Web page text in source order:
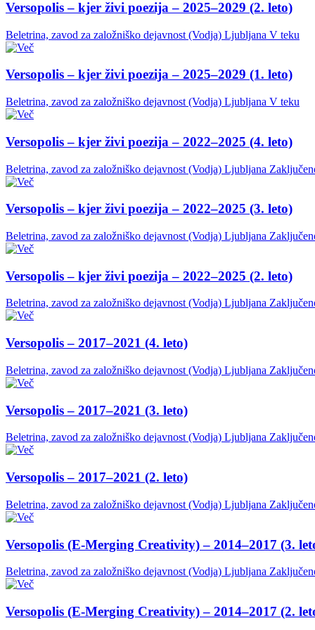
Versopolis – kjer živi poezija – 2025–2029 (2. leto)
Beletrina, zavod za založniško dejavnost (Vodja) Ljubljana V teku
Versopolis – kjer živi poezija – 2025–2029 (1. leto)
Beletrina, zavod za založniško dejavnost (Vodja) Ljubljana V teku
Versopolis – kjer živi poezija – 2022–2025 (4. leto)
Beletrina, zavod za založniško dejavnost (Vodja) Ljubljana
Versopolis – kjer živi poezija – 2022–2025 (3. leto)
Beletrina, zavod za založniško dejavnost (Vodja) Ljubljana
Versopolis – kjer živi poezija – 2022–2025 (2. leto)
Beletrina, zavod za založniško dejavnost (Vodja) Ljubljana
Versopolis – 2017–2021 (4. leto)
Beletrina, zavod za založniško dejavnost (Vodja) Ljubljana
Versopolis – 2017–2021 (3. leto)
Beletrina, zavod za založniško dejavnost (Vodja) Ljubljana
Versopolis – 2017–2021 (2. leto)
Beletrina, zavod za založniško dejavnost (Vodja) Ljubljana
Versopolis (E-Merging Creativity) – 2014–2017 (3.
Beletrina, zavod za založniško dejavnost (Vodja) Ljubljana
Versopolis (E-Merging Creativity) – 2014–2017 (2.